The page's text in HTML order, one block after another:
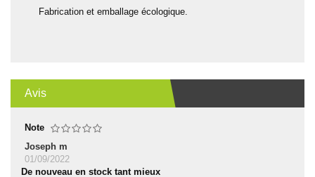
Fabrication et emballage écologique.
Avis
Note
Joseph m
01/09/2022
De nouveau en stock tant mieux